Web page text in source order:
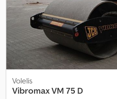
Volelis
VibromaxVM 75 D